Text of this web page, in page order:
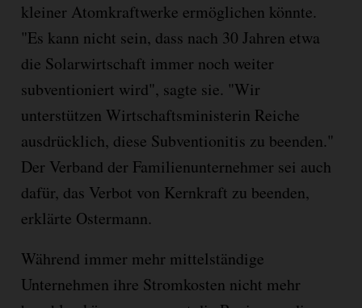
kleiner Atomkraftwerke ermöglichen könnte.
"Es kann nicht sein, dass nach 30 Jahren etwa
die Solarwirtschaft immer noch weiter
subventioniert wird", sagte sie. "Wir
unterstützen Wirtschaftsministerin Reiche
ausdrücklich, diese Subventionitis zu beenden."
Der Verband der Familienunternehmer sei auch
dafür, das Verbot von Kernkraft zu beenden,
erklärte Ostermann.
Während immer mehr mittelständige
Unternehmen ihre Stromkosten nicht mehr